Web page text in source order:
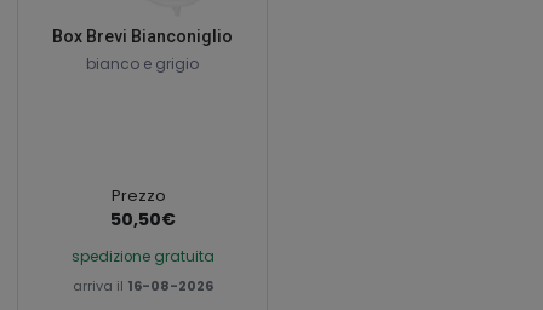
Box Brevi Bianconiglio
bianco e grigio
Prezzo
50,50€
spedizione gratuita
arriva il 16-08-2026